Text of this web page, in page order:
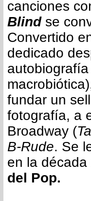
canciones
Blindse
Convertido
dedicado
fundar un
fotografía, a
Broadway (
B-Rude. Se
en la
del Pop.